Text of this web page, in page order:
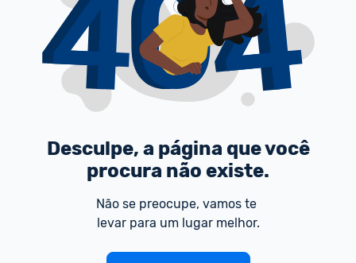
Desculpe, a página que você
procura não existe.
Não se preocupe, vamos te
levar para um lugar melhor.